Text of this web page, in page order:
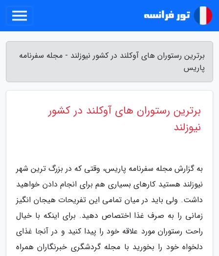
برترین رستوران های آوکلند در کشور نیوزلند - مجله سفرنامه
پاریس
برترین رستوران های آوکلند در کشور
نیوزلند
به گزارش مجله سفرنامه پاریس، وقتی که در بزرگ ترین شهر
نیوزلند هستید کارهای بسیاری هم برای انجام دادن خواهید
داشت. ولی باید در میان تمامی این تفریحات هیجان انگیز
زمانی را به صرف غذا اختصاص دهید. برای اینکه با خیال
راحت رستوران مورد علاقه خود را پیدا کنید و در آنجا غذای
دلخواه خود را بخورید با مجله گردشگری خبرنگاران همراه